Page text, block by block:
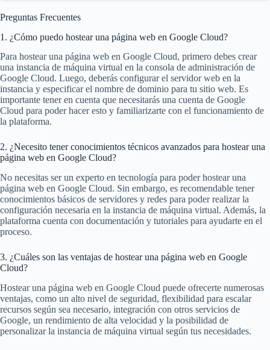
Preguntas Frecuentes
1. ¿Cómo puedo hostear una página web en Google Cloud?
Para hostear una página web en Google Cloud, primero debes crear
una instancia de máquina virtual en la consola de administración de
Google Cloud. Luego, deberás configurar el servidor web en la
instancia y especificar el nombre de dominio para tu sitio web. Es
importante tener en cuenta que necesitarás una cuenta de Google
Cloud para poder hacer esto y familiarizarte con el funcionamiento de
la plataforma.
2. ¿Necesito tener conocimientos técnicos avanzados para hostear una
página web en Google Cloud?
No necesitas ser un experto en tecnología para poder hostear una
página web en Google Cloud. Sin embargo, es recomendable tener
conocimientos básicos de servidores y redes para poder realizar la
configuración necesaria en la instancia de máquina virtual. Además, la
plataforma cuenta con documentación y tutoriales para ayudarte en el
proceso.
3. ¿Cuáles son las ventajas de hostear una página web en Google
Cloud?
Hostear una página web en Google Cloud puede ofrecerte numerosas
ventajas, como un alto nivel de seguridad, flexibilidad para escalar
recursos según sea necesario, integración con otros servicios de
Google, un rendimiento de alta velocidad y la posibilidad de
personalizar la instancia de máquina virtual según tus necesidades.